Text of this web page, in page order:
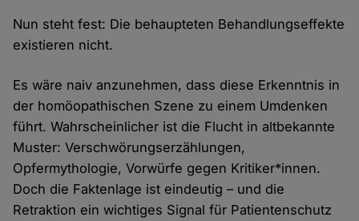
Nun steht fest: Die behaupteten Behandlungseffekte
existieren nicht.
Es wäre naiv anzunehmen, dass diese Erkenntnis in
der homöopathischen Szene zu einem Umdenken
führt. Wahrscheinlicher ist die Flucht in altbekannte
Muster: Verschwörungserzählungen,
Opfermythologie, Vorwürfe gegen Kritiker*innen.
Doch die Faktenlage ist eindeutig – und die
Retraktion ein wichtiges Signal für Patientenschutz